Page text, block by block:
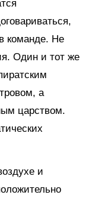
команде. Не
Один и тот же
а
царством.
и